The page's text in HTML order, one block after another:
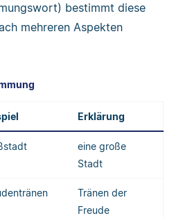
bestimmt diese
mehreren Aspekten
Erklärung
eine große
Stadt
Tränen der
Freude